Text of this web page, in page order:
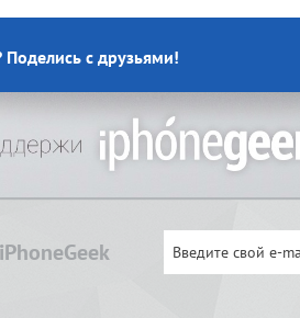
Поделись с друзьями!